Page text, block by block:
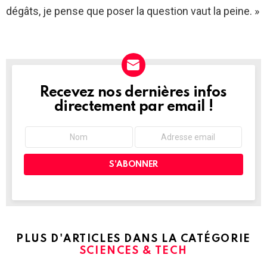
dégâts, je pense que poser la question vaut la peine. »
NEWSLETTER
Recevez nos dernières infos
directement par email !
PLUS D'ARTICLES DANS LA CATÉGORIE
SCIENCES & TECH